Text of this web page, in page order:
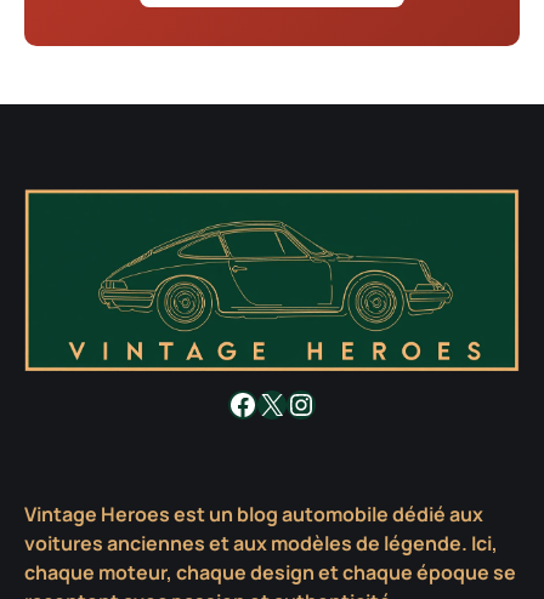
Facebook
X Instagram
Vintage Heroes est un blog automobile dédié aux
voitures anciennes et aux modèles de légende. Ici,
chaque moteur, chaque design et chaque époque se